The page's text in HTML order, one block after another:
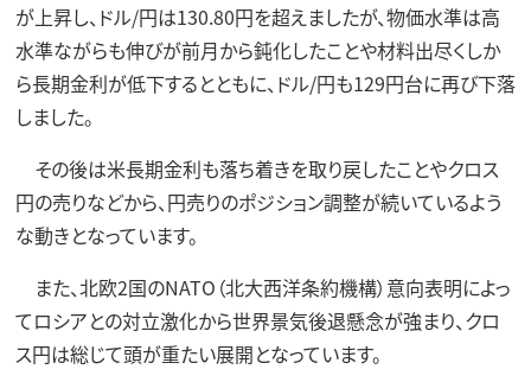
が上昇し、ドル/円は130.80円を超えましたが、物価水準は高
水準ながらも伸びが前月から鈍化したことや材料出尽くしか
ら長期金利が低下するとともに、ドル/円も129円台に再び下落
しました。
その後は米長期金利も落ち着きを取り戻したことやクロス
円の売りなどから、円売りのポジション調整が続いているよう
な動きとなっています。
また、北欧2国のNATO（北大西洋条約機構）意向表明によっ
てロシアとの対立激化から世界景気後退懸念が強まり、クロ
ス円は総じて頭が重たい展開となっています。